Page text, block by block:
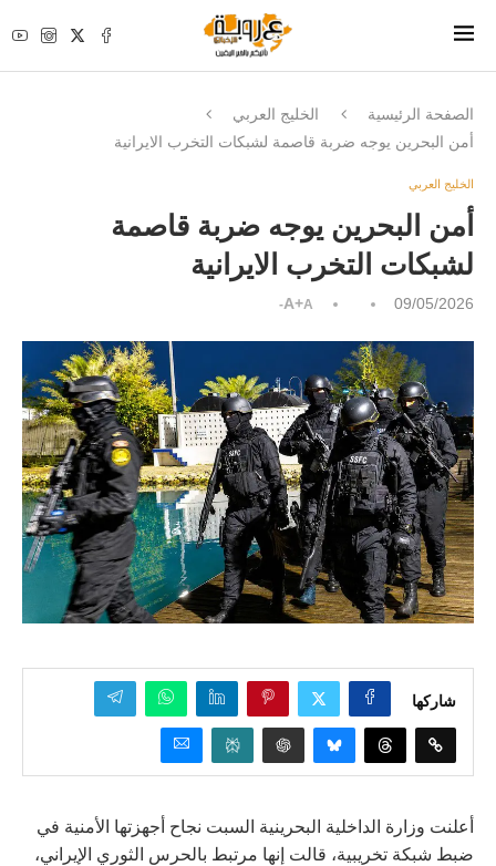
الصفحة الرئيسية
الخليج العربي
أمن البحرين يوجه ضربة قاصمة لشبكات التخرب الايرانية
الخليج العربي
أمن البحرين يوجه ضربة قاصمة
لشبكات التخرب الايرانية
09/05/2026
A+A-
شاركها
أعلنت وزارة الداخلية البحرينية السبت نجاح أجهزتها الأمنية في
ضبط شبكة تخريبية، قالت إنها مرتبط بالحرس الثوري الإيراني،